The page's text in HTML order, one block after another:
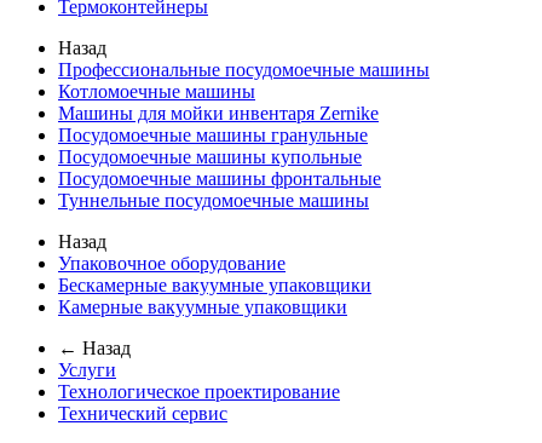
Термоконтейнеры
Назад
Профессиональные посудомоечные машины
Котломоечные машины
Машины для мойки инвентаря Zernike
Посудомоечные машины гранульные
Посудомоечные машины купольные
Посудомоечные машины фронтальные
Туннельные посудомоечные машины
Назад
Упаковочное оборудование
Бескамерные вакуумные упаковщики
Камерные вакуумные упаковщики
← Назад
Услуги
Технологическое проектирование
Технический сервис